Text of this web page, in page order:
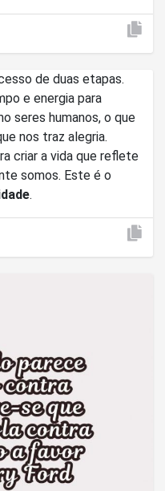
de duas etapas.
e energia para
seres humanos, o que
nos traz alegria.
criar a vida que reflete
as pessoas únicas que realmente somos. Este é o
.